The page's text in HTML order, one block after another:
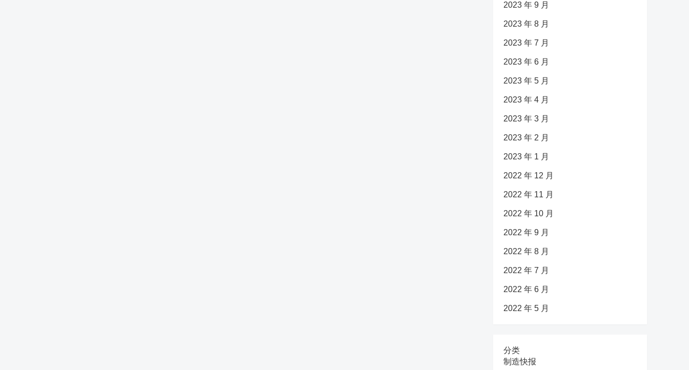
2023 年 9 月
2023 年 8 月
2023 年 7 月
2023 年 6 月
2023 年 5 月
2023 年 4 月
2023 年 3 月
2023 年 2 月
2023 年 1 月
2022 年 12 月
2022 年 11 月
2022 年 10 月
2022 年 9 月
2022 年 8 月
2022 年 7 月
2022 年 6 月
2022 年 5 月
分类
制造快报